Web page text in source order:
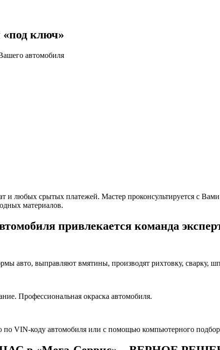
ключ»
автомобиля
и любых срытых платежей. Мастер проконсультируется с
материалов.
привлекается команда
авто, выправляют вмятины, производят рихтовку, сварку,
Профессиональная окраска автомобиля.
по VIN-коду автомобиля или с помощью компьютерного